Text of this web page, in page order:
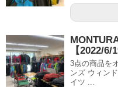
【2022/6/
3点の商品を
ンズ ウィン
イツ ...